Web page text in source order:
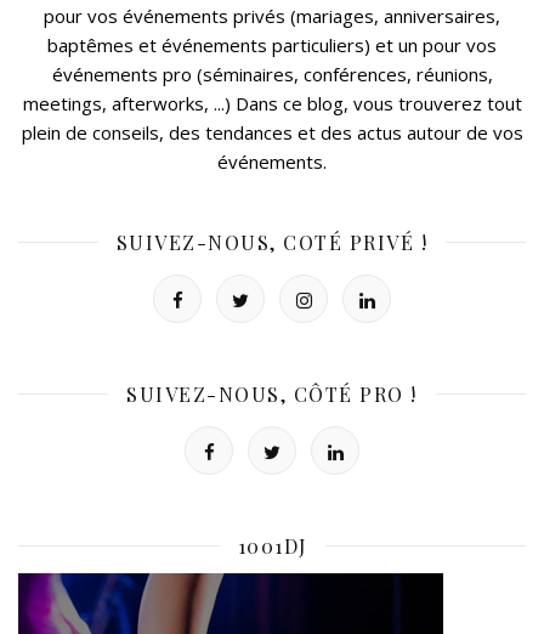
pour vos événements privés (mariages, anniversaires,
baptêmes et événements particuliers) et un pour vos
événements pro (séminaires, conférences, réunions,
meetings, afterworks, ...) Dans ce blog, vous trouverez tout
plein de conseils, des tendances et des actus autour de vos
événements.
SUIVEZ-NOUS, COTÉ PRIVÉ !
SUIVEZ-NOUS, CÔTÉ PRO !
1001DJ